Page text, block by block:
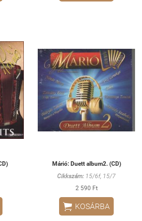
Márió: Duett album2. (CD)
Cikkszám: 15/6f, 15/7
2 590 Ft
 KOSÁRBA